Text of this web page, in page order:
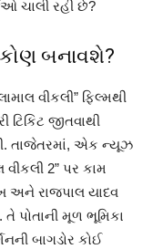
ચાલી રહી છે?
કોણ બનાવશે?
વીકલી” ફિલ્મથી
ટિકિટ જીતવાથી
તાજેતરમાં, એક ન્યૂઝ
2” પર કામ
અને રાજપાલ યાદવ
પોતાની મૂળ ભૂમિકા
બાગડોર કોઈ